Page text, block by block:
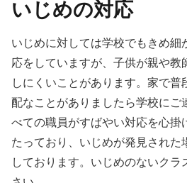
いじめの対応
いじめに対しては学校でもきめ細
応をしていますが、子供が親や教
しにくいことがあります。家で
配なことがありましたら学校にご
べての職員がすばやい対応を心掛
たっており、いじめが発見された
しております。いじめのないク